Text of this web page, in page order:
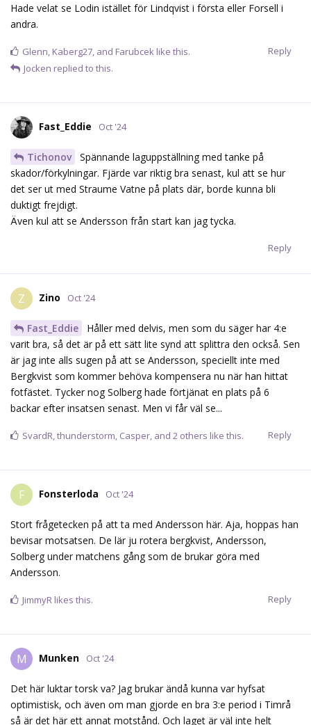
Hade velat se Lodin istället för Lindqvist i första eller Forsell i
andra.
Reply
Glenn, Kaberg27, and Farubcek like this.
Jocken replied to this.
Fast_Eddie Oct '24
Tichonov
Spännande laguppställning med tanke på
skador/förkylningar. Fjärde var riktig bra senast, kul att se hur
det ser ut med Straume Vatne på plats där, borde kunna bli
duktigt frejdigt.
Även kul att se Andersson från start kan jag tycka.
Reply
Z Zino Oct '24
Fast_Eddie
Håller med delvis, men som du säger har 4:e
varit bra, så det är på ett sätt lite synd att splittra den också. Sen
är jag inte alls sugen på att se Andersson, speciellt inte med
Bergkvist som kommer behöva kompensera nu när han hittat
fotfästet. Tycker nog Solberg hade förtjänat en plats på 6
backar efter insatsen senast. Men vi får väl se...
Reply
SvardR,thunderstorm, Casper, and 2 others like this.
F Fonsterloda Oct '24
Stort frågetecken på att ta med Andersson här. Aja, hoppas han
bevisar motsatsen. De lär ju rotera bergkvist, Andersson,
Solberg under matchens gång som de brukar göra med
Andersson.
Reply
JimmyR likes this.
M Munken Oct '24
Det här luktar torsk va? Jag brukar ändå kunna var hyfsat
optimistisk, och även om man gjorde en bra 3:e period i Timrå
så är det här ett annat motstånd. Och laget är väl inte helt